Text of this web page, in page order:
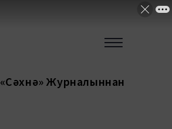
«Сәхнә» Журналыннан